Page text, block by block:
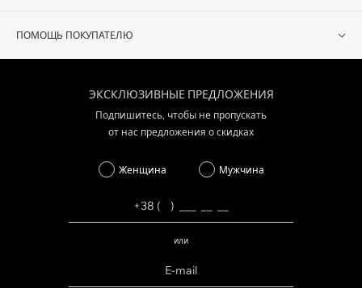
ПОМОЩЬ ПОКУПАТЕЛЮ
ЭКСКЛЮЗИВНЫЕ ПРЕДЛОЖЕНИЯ
Подпишитесь, чтобы не пропускать
от нас предложения о скидках
Женщина Мужчина
или